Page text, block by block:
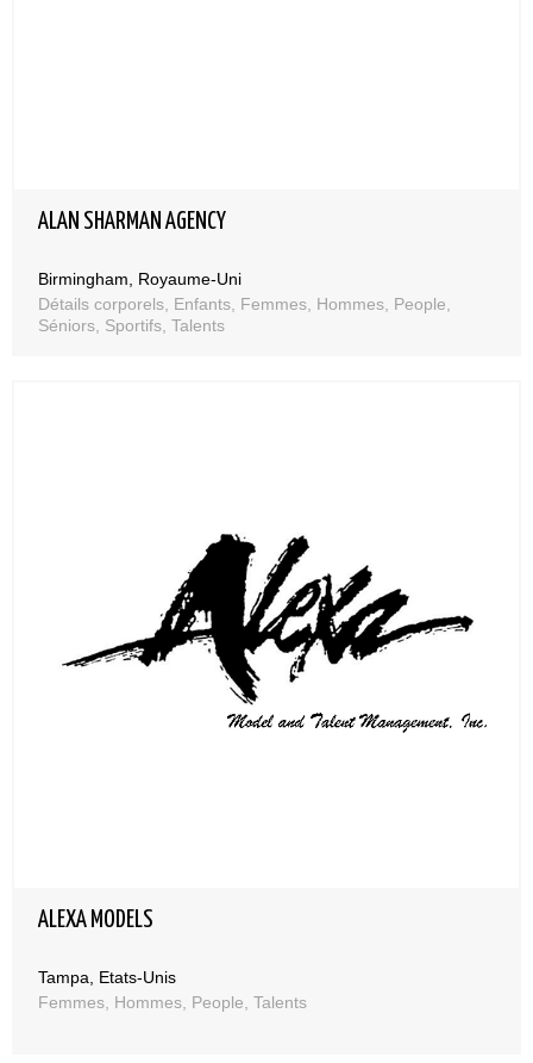
ALAN SHARMAN AGENCY
Birmingham, Royaume-Uni
Détails corporels, Enfants, Femmes, Hommes, People,
Séniors, Sportifs, Talents
ALEXA MODELS
Tampa, Etats-Unis
Femmes, Hommes, People, Talents